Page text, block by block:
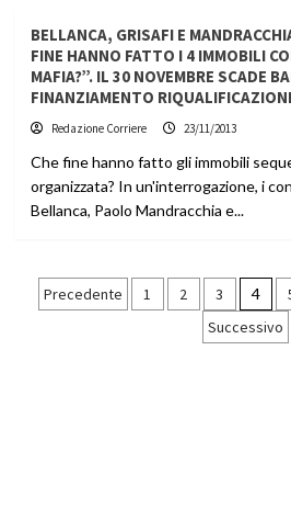
BELLANCA, GRISAFI E
FINE HANNO FATTO I 4 IMMOBILI
MAFIA?”. IL 30 NOVEMBRE SCADE
FINANZIAMENTO
Redazione Corriere 23/11/2013
Che fine hanno fatto gli immobili
organizzata? In un'interrogazione, i
Bellanca, Paolo Mandracchia e...
Paginazione
Precedente 1 2 3 4
Successivo